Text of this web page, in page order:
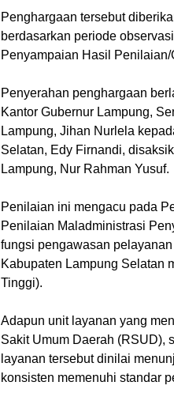
Penghargaan tersebut
berdasarkan periode
Penyampaian Hasil
Penyerahan penghargaan
Kantor Gubernur Lampung,
Lampung, Jihan Nurlela
Selatan, Edy Firnandi,
Lampung, Nur Rahman Yusuf.
Penilaian ini mengacu pada
Penilaian Maladministrasi
fungsi pengawasan
Kabupaten Lampung Selatan
Tinggi).
Adapun unit layanan yang
Sakit Umum Daerah (RSUD),
layanan tersebut dinilai
konsisten memenuhi standar